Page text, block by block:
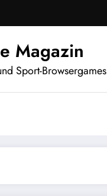
Magazin
Sport-Browsergames